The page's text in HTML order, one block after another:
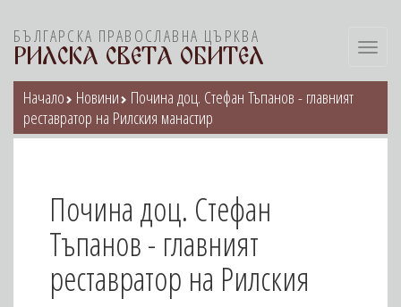
БЪЛГАРСКА ПРАВОСЛАВНА ЦЪРКВА
РИЛСКА СВЕТА ОБИТЕЛ
Начало Новини Почина доц. Стефан Тъпанов - главният
реставратор на Рилския манастир
Почина доц. Стефан
Тъпанов - главният
реставратор на Рилския